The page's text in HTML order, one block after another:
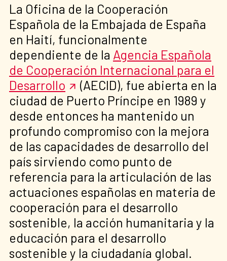
La Oficina de la Cooperación
Española de la Embajada de España
en Haití, funcionalmente
dependiente de la Agencia Española
de Cooperación Internacional para el
Desarrollo
(AECID), fue abierta en la
ciudad de Puerto Príncipe en 1989 y
desde entonces ha mantenido un
profundo compromiso con la mejora
de las capacidades de desarrollo del
país sirviendo como punto de
referencia para la articulación de las
actuaciones españolas en materia de
cooperación para el desarrollo
sostenible, la acción humanitaria y la
educación para el desarrollo
sostenible y la ciudadanía global.